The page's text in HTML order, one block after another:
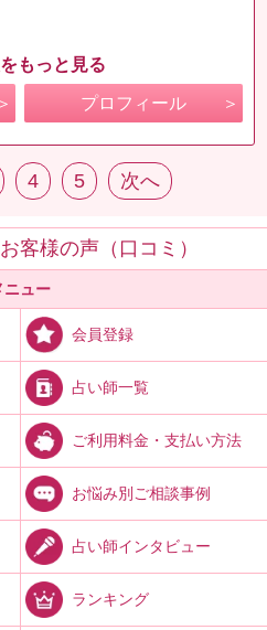
もっと見る
プロフィール
4 5 次へ
お客様の声（口コミ）
ニュー
会員登録
占い師一覧
ご利用料金・支払い方法
お悩み別ご相談事例
占い師インタビュー
ランキング